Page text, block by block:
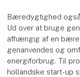
Bæredygtighed
Ud over at bruge
afhængig af en
genanvendes og
energiforbrug. Til
hollandske start-up